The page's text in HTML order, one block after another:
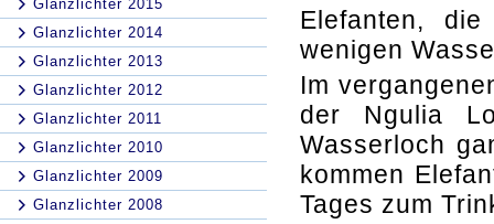
Glanzlichter 2015
Glanzlichter 2014
Glanzlichter 2013
Glanzlichter 2012
Glanzlichter 2011
Glanzlichter 2010
Glanzlichter 2009
Glanzlichter 2008
Elefanten,
wenigen
Im
der Ngulia
Wasserloch
kommen
Tages zum